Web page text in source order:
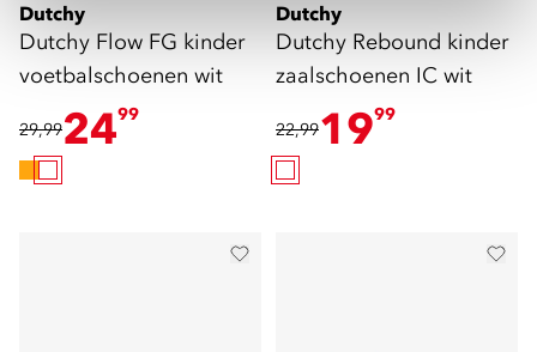
Dutchy
Dutchy Flow FG kinder
voetbalschoenen wit
29,992499
Dutchy
Dutchy Rebound kinder
zaalschoenen IC wit
22,991999